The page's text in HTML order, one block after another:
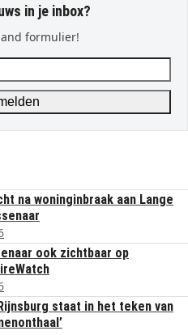
in je inbox?
formulier!
na woninginbraak aan Lange
ook zichtbaar op
staat in het teken van